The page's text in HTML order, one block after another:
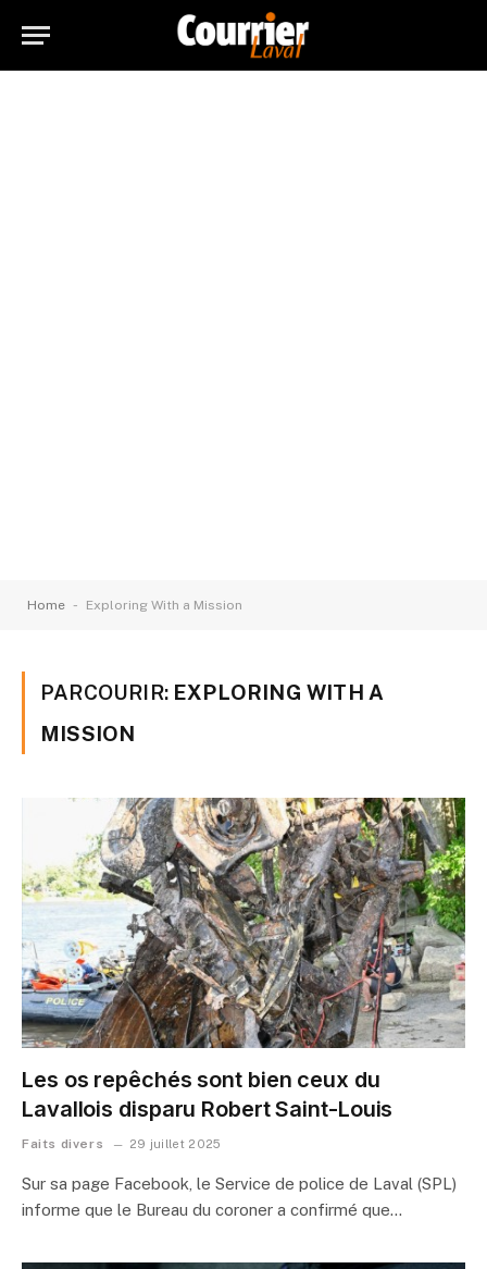
Home - Exploring With a Mission
PARCOURIR: EXPLORING WITH A
MISSION
Les os repêchés sont bien ceux du
Lavallois disparu Robert Saint-Louis
Faits divers 29 juillet 2025
Sur sa page Facebook, le Service de police de Laval (SPL)
informe que le Bureau du coroner a confirmé que…